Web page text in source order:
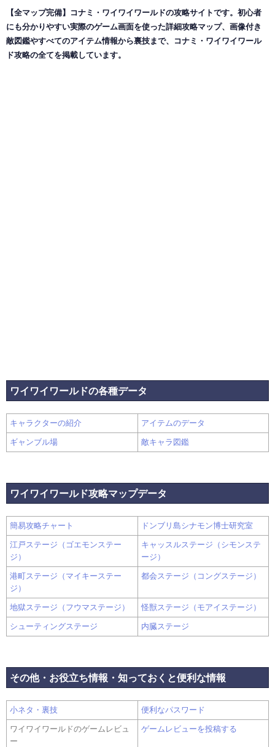
【全マップ完備】コナミ・ワイワイワールドの攻略サイトです。初心者
にも分かりやすい実際のゲーム画面を使った詳細攻略マップ、画像付き
敵図鑑やすべてのアイテム情報から裏技まで、コナミ・ワイワイワール
ド攻略の全てを掲載しています。
ワイワイワールドの各種データ
キャラクターの紹介 アイテムのデータ
ギャンブル場 敵キャラ図鑑
ワイワイワールド攻略マップデータ
簡易攻略チャート ドンブリ島シナモン博士研究室
江戸ステージ（ゴエモンステー
ジ）
キャッスルステージ（シモンステ
ージ）
港町ステージ（マイキーステー
ジ）
都会ステージ（コングステージ）
地獄ステージ（フウマステージ） 怪獣ステージ（モアイステージ）
シューティングステージ 内臓ステージ
その他・お役立ち情報・知っておくと便利な情報
小ネタ・裏技 便利なパスワード
ワイワイワールドのゲームレビュ
ー
ゲームレビューを投稿する